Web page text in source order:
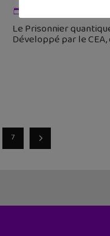
Le Prisonnier
Développé par le
7